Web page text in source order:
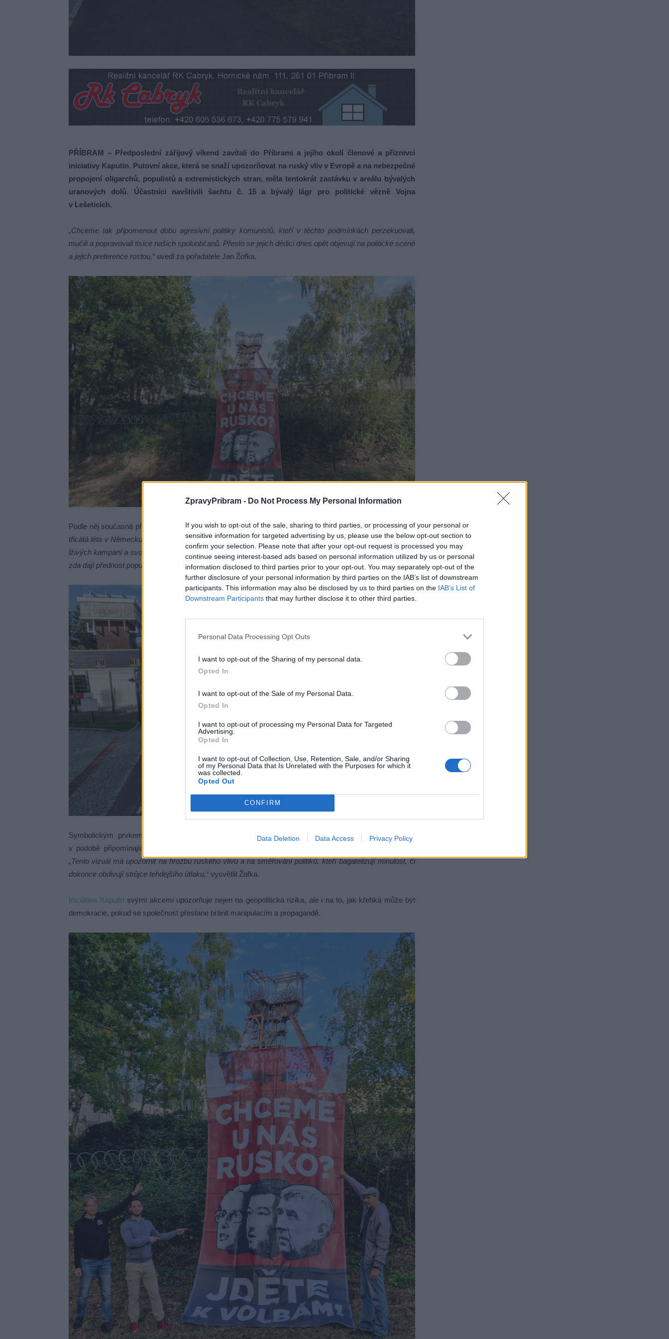
ZpravyPribram - Do Not Process My Personal Information
If you wish to opt-out of the sale, sharing to third parties, or processing of your personal or
sensitive information for targeted advertising by us, please use the below opt-out section to
confirm your selection. Please note that after your opt-out request is processed you may
continue seeing interest-based ads based on personal information utilized by us or personal
information disclosed to third parties prior to your opt-out. You may separately opt-out of the
further disclosure of your personal information by third parties on the IAB’s list of downstream
participants. This information may also be disclosed by us to third parties on the IAB’s List of
Downstream Participants that may further disclose it to other third parties.
Personal Data Processing Opt Outs
I want to opt-out of the Sharing of my personal data.
Opted In
I want to opt-out of the Sale of my Personal Data.
Opted In
I want to opt-out of processing my Personal Data for Targeted
Advertising.
Opted In
I want to opt-out of Collection, Use, Retention, Sale, and/or Sharing
of my Personal Data that Is Unrelated with the Purposes for which it
was collected.
Opted Out
CONFIRM
Data Deletion Data Access Privacy Policy
PŘÍBRAM – Předposlední zářijový víkend zavítali do Příbrami a jejího okolí členové a příznivci
iniciativy Kaputin. Putovní akce, která se snaží upozorňovat na ruský vliv v Evropě a na nebezpečné
propojení oligarchů, populistů a extremistických stran, měla tentokrát zastávku v areálu bývalých
uranových dolů. Účastníci navštívili šachtu č. 15 a bývalý lágr pro politické vězně Vojna
v Lešeticích.
„Chceme tak připomenout dobu agresivní politiky komunistů, kteří v těchto podmínkách perzekuovali,
mučili a popravovali tisíce našich spoluobčanů. Přesto se jejich dědici dnes opět objevují na politické scéně
a jejich preference rostou,“ uvedl za pořadatele Jan Žofka.
Podle něj současná předvolební atmosféra vykazuje podobnosti s minulostí.„Současná situace připomíná
třicátá léta v Německu nebo rok 1948 v Československu, kdy demokracie padla pod náporem agresivních
lživých kampaní a svobodnými volbami nastoupily totalitní režimy. Chceme apelovat na voliče, aby uvážili,
zda dají přednost populistům a autoritářům, nebo zda se rozhodnou pro demokratické strany,“dodal.
Symbolickým prvkem akce byl transparent zobrazující lídry extremistických a proruských uskupení
v podobě připomínající komunistické pohlaváry, nad nimiž bdí oči Vladimira Putina jako loutkovodiče.
„Tento vizuál má upozornit na hrozbu ruského vlivu a na směřování politiků, kteří bagatelizují minulost, či
dokonce obdivují strůjce tehdejšího útlaku,“ vysvětlil Žofka.
Iniciativa Kaputin svými akcemi upozorňuje nejen na geopolitická rizika, ale i na to, jak křehká může být
demokracie, pokud se společnost přestane bránit manipulacím a propagandě.